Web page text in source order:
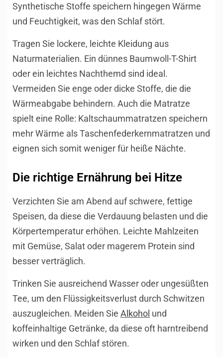
Synthetische Stoffe speichern hingegen Wärme
und Feuchtigkeit, was den Schlaf stört.
Tragen Sie lockere, leichte Kleidung aus
Naturmaterialien. Ein dünnes Baumwoll-T-Shirt
oder ein leichtes Nachthemd sind ideal.
Vermeiden Sie enge oder dicke Stoffe, die die
Wärmeabgabe behindern. Auch die Matratze
spielt eine Rolle: Kaltschaummatratzen speichern
mehr Wärme als Taschenfederkernmatratzen und
eignen sich somit weniger für heiße Nächte.
Die richtige Ernährung bei Hitze
Verzichten Sie am Abend auf schwere, fettige
Speisen, da diese die Verdauung belasten und die
Körpertemperatur erhöhen. Leichte Mahlzeiten
mit Gemüse, Salat oder magerem Protein sind
besser verträglich.
Trinken Sie ausreichend Wasser oder ungesüßten
Tee, um den Flüssigkeitsverlust durch Schwitzen
auszugleichen. Meiden Sie Alkohol und
koffeinhaltige Getränke, da diese oft harntreibend
wirken und den Schlaf stören.